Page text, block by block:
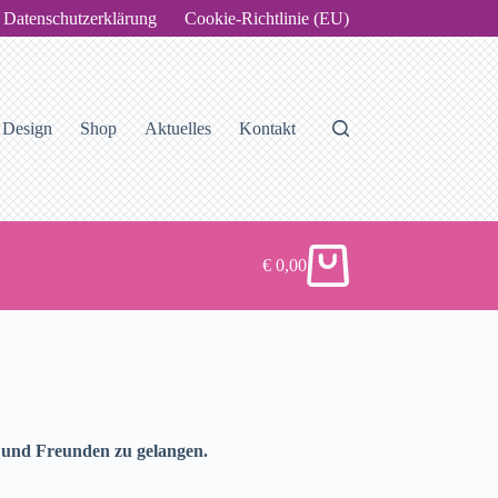
Datenschutzerklärung Cookie-Richtlinie (EU)
Design Shop Aktuelles Kontakt
Warenkorb
€0,00
Freunden zu gelangen.